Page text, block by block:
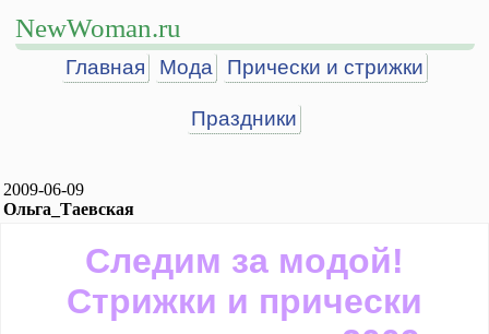
NewWoman.ru
Главная Мода Прически и стрижки
Праздники
2009-06-09
Ольга_Таевская
Следим за модой!
Стрижки и прически